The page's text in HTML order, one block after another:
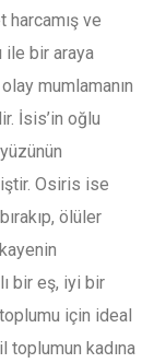
harcamış ve
ile bir araya
mumlamanın
İsis’in oğlu
Osiris ise
ölüler
bir eş, iyi bir
için ideal
toplumun kadına